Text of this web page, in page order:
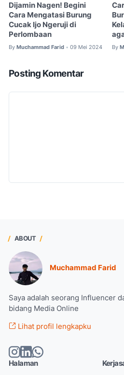
Dijamin Nagen! Begini
Cara Mengatasi Burung
Cucak Ijo Ngeruji di
Perlombaan
By Muchammad Farid • 09 Mei 2024 By
Posting Komentar
ABOUT
Muchammad Farid
Saya adalah seorang Influencer
bidang Media Online
Lihat profil lengkapku
Halaman